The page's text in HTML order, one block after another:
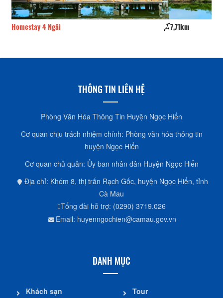
Homestay 4 Ngãi 7,71km
THÔNG TIN LIÊN HỆ
Phòng Văn Hóa Thông Tin Huyện Ngọc Hiển
Cơ quan chịu trách nhiệm chính: Phòng văn hóa thông tin
huyện Ngọc Hiển
Cơ quan chủ quản: Ủy ban nhân dân Huyện Ngọc Hiển
Địa chỉ: Khóm 8, thị trấn Rạch Gốc, huyện Ngọc Hiển, tỉnh
Cà Mau
Tổng đài hỗ trợ: (0290) 3719.026
Email: huyenngochien@camau.gov.vn
DANH MỤC
Khách sạn Tour